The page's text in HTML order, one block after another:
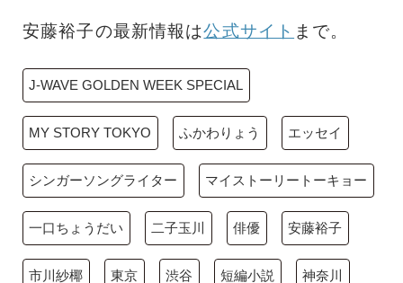
安藤裕子の最新情報は公式サイト まで。
J-WAVE GOLDEN WEEK SPECIAL
MY STORY TOKYO ふかわりょう エッセイ
シンガーソングライター マイストーリートーキョー
一口ちょうだい 二子玉川 俳優 安藤裕子
市川紗椰 東京 渋谷 短編小説 神奈川